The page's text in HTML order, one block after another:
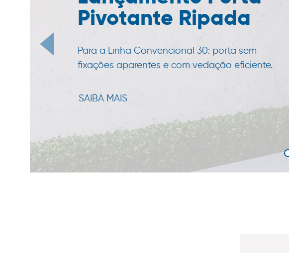
Pivotante Ripada
Para a Linha Convencional 30: porta sem
fixações aparentes e com vedação eficiente.
SAIBA MAIS